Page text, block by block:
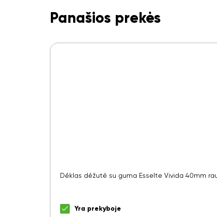
Panašios prekės
Dėklas dėžutė su guma Esselte Vivida 40mm
Yra prekyboje